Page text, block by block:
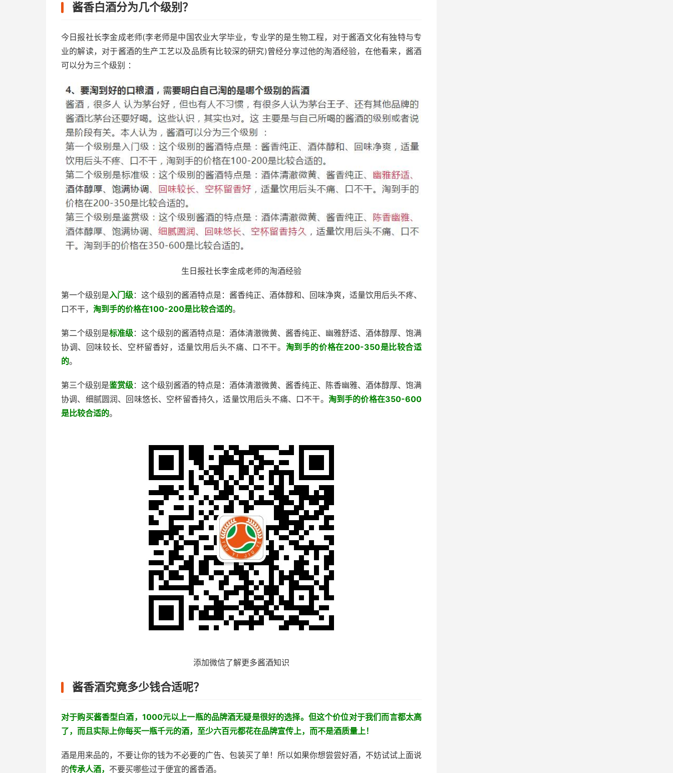
酱香白酒分为几个级别？
今日报社长李金成老师(李老师是中国农业大学毕业，专业学的是生物工程，对于酱酒文化有独特与专
业的解读，对于酱酒的生产工艺以及品质有比较深的研究)曾经分享过他的淘酒经验，在他看来，酱酒
可以分为三个级别 ：
生日报社长李金成老师的淘酒经验
第一个级别是入门级：这个级别的酱酒特点是：酱香纯正、酒体醇和、回味净爽，适量饮用后头不疼、
口不干， 淘到手的价格在100-200是比较合适的。
第二个级别是标准级：这个级别的酱酒特点是：酒体清澈微黄、酱香纯正、幽雅舒适、酒体醇厚、饱满
协调、回味较长、空杯留香好，适量饮用后头不痛、口不干。 淘到手的价格在200-350是比较合适
的。
第三个级别是鉴赏级：这个级别酱酒的特点是：酒体清澈微黄、酱香纯正、陈香幽雅、酒体醇厚、饱满
协调、细腻圆润、回味悠长、空杯留香持久，适量饮用后头不痛、口不干。 淘到手的价格在350-600
是比较合适的。
添加微信了解更多酱酒知识
酱香酒究竟多少钱合适呢？
对于购买酱香型白酒，1000元以上一瓶的品牌酒无疑是很好的选择。但这个价位对于我们而言都太高
了，而且实际上你每买一瓶千元的酒，至少六百元都花在品牌宣传上，而不是酒质量上！
酒是用来品的，不要让你的钱为不必要的广告、包装买了单！所以如果你想尝尝好酒，不妨试试上面说
的传承人酒， 不要买哪些过于便宜的酱香酒。